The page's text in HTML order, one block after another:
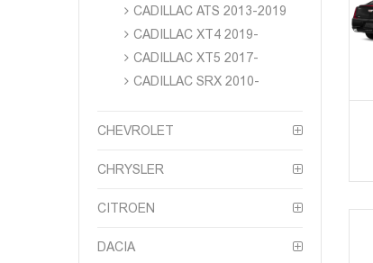
CADILLAC ATS 2013-2019
CADILLAC XT4 2019-
CADILLAC XT5 2017-
CADILLAC SRX 2010-
CHEVROLET
CHRYSLER
CITROEN
DACIA